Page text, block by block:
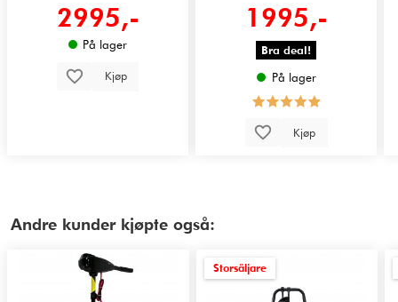
2995,-
På lager
Kjøp
1995,-
Bra deal!
På lager
Kjøp
Andre kunder kjøpte også:
Storsäljare